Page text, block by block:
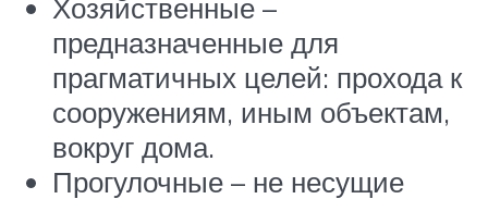
Хозяйственные –
предназначенные для
прагматичных целей: прохода к
сооружениям, иным объектам,
вокруг дома.
Прогулочные – не несущие